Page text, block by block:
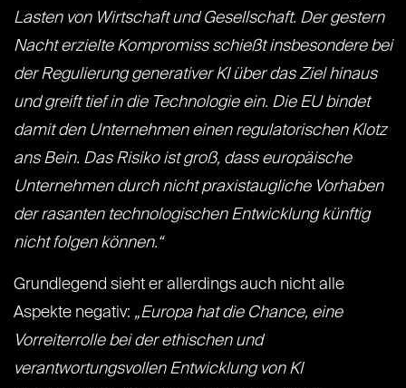
Lasten von Wirtschaft und Gesellschaft. Der gestern
Nacht erzielte Kompromiss schießt insbesondere bei
der Regulierung generativer KI über das Ziel hinaus
und greift tief in die Technologie ein. Die EU bindet
damit den Unternehmen einen regulatorischen Klotz
ans Bein. Das Risiko ist groß, dass europäische
Unternehmen durch nicht praxistaugliche Vorhaben
der rasanten technologischen Entwicklung künftig
nicht folgen können.“
Grundlegend sieht er allerdings auch nicht alle
Aspekte negativ: „Europa hat die Chance, eine
Vorreiterrolle bei der ethischen und
verantwortungsvollen Entwicklung von KI